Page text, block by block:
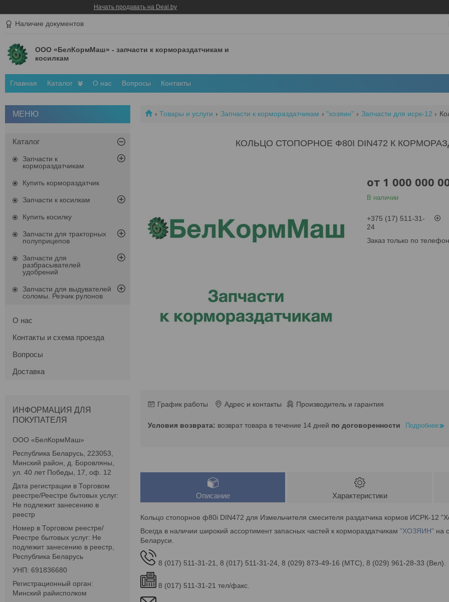
Начать продавать на Deal.by
Наличие документов
ООО «БелКормМаш» - запчасти к кормораздатчикам и
косилкам
Главная Каталог О нас Вопросы Контакты
Товары и услуги Запчасти к кормораздатчикам "хозяин" Запчасти для исрк-12
КОЛЬЦО СТОПОРНОЕ Ф80I DIN472 К
от 1 000 000
В наличии
+375 (17) 511-31-
24
Заказ только по
График работы Адрес и контакты Производитель и гарантия
возврат товара в течение 14 дней по договоренности Подробнее
Описание Характеристики
Кольцо стопорное ф80i DIN472 для Измельчителя смесителя раздатчика кормов ИСРК-12
Всегда в наличии широкий ассортимент запасных частей к кормораздатчикам "ХОЗЯИН" на
Беларуси.
8 (017) 511-31-21, 8 (017) 511-31-24, 8 (029) 873-49-16 (МТС), 8 (029) 961-28-33 (Вел).
8 (017) 511-31-21 тел/факс.
Каталог
Запчасти к
кормораздатчикам
Купить кормораздатчик
Запчасти к косилкам
Купить косилку
Запчасти для тракторных
полуприцепов
Запчасти для
разбрасывателей
удобрений
Запчасти для выдувателей
соломы. Резчик рулонов
О нас
Контакты и схема проезда
Вопросы
Доставка
ИНФОРМАЦИЯ ДЛЯ
ПОКУПАТЕЛЯ
ООО «БелКормМаш»
Республика Беларусь, 223053,
Минский район, д. Боровляны,
ул. 40 лет Победы, 17, оф. 12
Дата регистрации в Торговом
реестре/Реестре бытовых услуг:
Не подлежит занесению в
реестр
Номер в Торговом реестре/
Реестре бытовых услуг: Не
подлежит занесению в реестр,
Республика Беларусь
УНП: 691836680
Регистрационный орган:
Минский райисполком